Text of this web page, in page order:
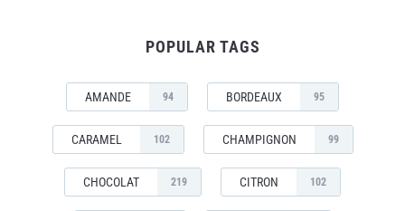
POPULAR TAGS
AMANDE 94 BORDEAUX 95
CARAMEL 102 CHAMPIGNON 99
CHOCOLAT 219 CITRON 102